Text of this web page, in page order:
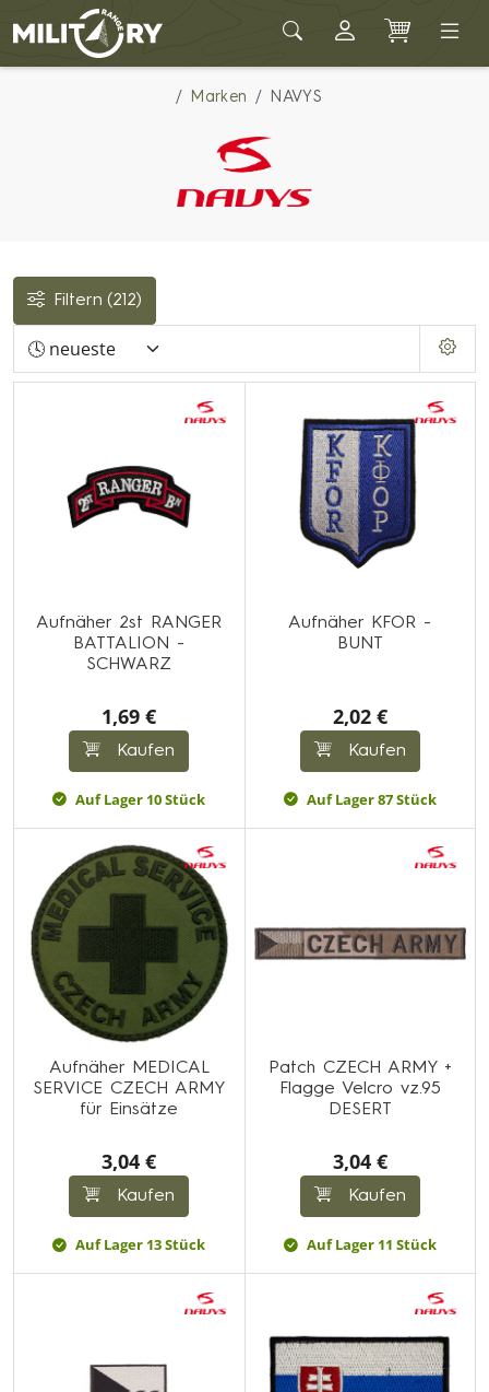
Army shop MILITARY RANGE
Marken NAVYS
Filtern (212)
Aufnäher 2st RANGER
BATTALION -
SCHWARZ
1,69 €
Kaufen
Auf Lager 10 Stück
Aufnäher KFOR -
BUNT
2,02 €
Kaufen
Auf Lager 87 Stück
Aufnäher MEDICAL
SERVICE CZECH ARMY
für Einsätze
3,04 €
Kaufen
Auf Lager 13 Stück
Patch CZECH ARMY +
Flagge Velcro vz.95
DESERT
3,04 €
Kaufen
Auf Lager 11 Stück